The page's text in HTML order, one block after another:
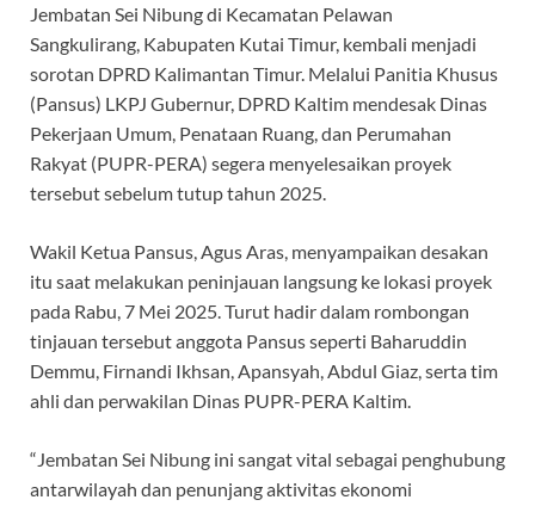
Jembatan Sei Nibung di Kecamatan Pelawan
Sangkulirang, Kabupaten Kutai Timur, kembali menjadi
sorotan DPRD Kalimantan Timur. Melalui Panitia Khusus
(Pansus) LKPJ Gubernur, DPRD Kaltim mendesak Dinas
Pekerjaan Umum, Penataan Ruang, dan Perumahan
Rakyat (PUPR-PERA) segera menyelesaikan proyek
tersebut sebelum tutup tahun 2025.
Wakil Ketua Pansus, Agus Aras, menyampaikan desakan
itu saat melakukan peninjauan langsung ke lokasi proyek
pada Rabu, 7 Mei 2025. Turut hadir dalam rombongan
tinjauan tersebut anggota Pansus seperti Baharuddin
Demmu, Firnandi Ikhsan, Apansyah, Abdul Giaz, serta tim
ahli dan perwakilan Dinas PUPR-PERA Kaltim.
“Jembatan Sei Nibung ini sangat vital sebagai penghubung
antarwilayah dan penunjang aktivitas ekonomi